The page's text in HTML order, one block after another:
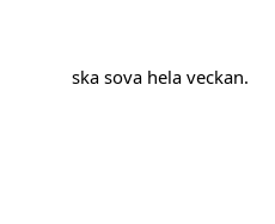
ska sova hela veckan.